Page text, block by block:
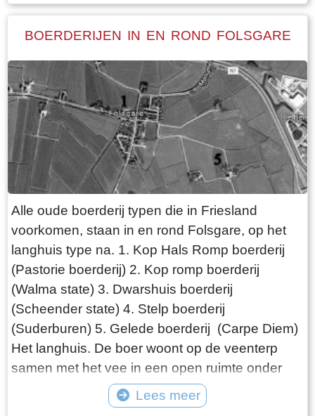
leerden onderduikers de dorpsbewoners
schaken.
vooruit door middel van een ketting die wordt
varen moet je op de twee knoppen drukken, die
respectievelijk onder en boven zitten. Na een
paar seconden komt de pont in beweging, maar
vóór je dit doet: kijk eerst of er geen boten willen
passeren. De ketting komt namelijk omhoog als
de pont gaat varen!
BOERDERIJEN IN EN ROND FOLSGARE
Alle oude boerderij typen die in Friesland
voorkomen, staan in en rond Folsgare, op het
langhuis type na. 1. Kop Hals Romp boerderij
(Pastorie boerderij) 2. Kop romp boerderij
(Walma state) 3. Dwarshuis boerderij
(Scheender state) 4. Stelp boerderij
(Suderburen) 5. Gelede boerderij (Carpe Diem)
Het langhuis. De boer woont op de veenterp
samen met het vee in een open ruimte onder
één dak. De ontwikkeling van de boerderij gaat
de volgende fase in, als de boer gescheiden
Lees meer